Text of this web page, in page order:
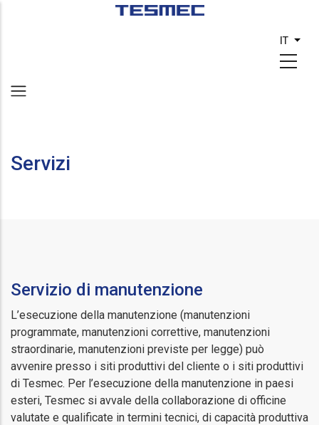
IT List
Servizi
Servizio di manutenzione
L’esecuzione della manutenzione (manutenzioni
programmate, manutenzioni correttive, manutenzioni
straordinarie, manutenzioni previste per legge) può
avvenire presso i siti produttivi del cliente o i siti produttivi
di Tesmec. Per l’esecuzione della manutenzione in paesi
esteri, Tesmec si avvale della collaborazione di officine
valutate e qualificate in termini tecnici, di capacità produttiva